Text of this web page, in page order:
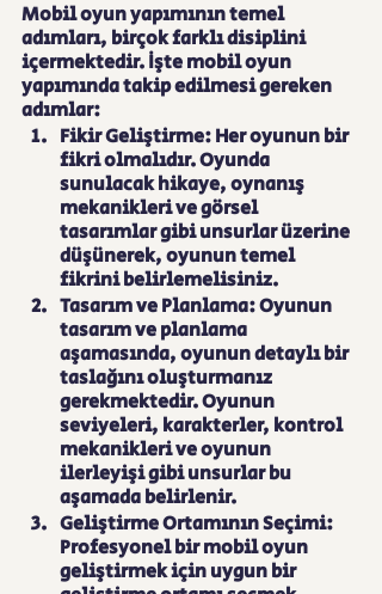
Mobil oyun yapımının temel
adımları, birçok farklı disiplini
içermektedir. İşte mobil oyun
yapımında takip edilmesi gereken
adımlar:
Fikir Geliştirme: Her oyunun bir
fikri olmalıdır. Oyunda
sunulacak hikaye, oynanış
mekanikleri ve görsel
tasarımlar gibi unsurlar üzerine
düşünerek, oyunun temel
fikrini belirlemelisiniz.
Tasarım ve Planlama: Oyunun
tasarım ve planlama
aşamasında, oyunun detaylı bir
taslağını oluşturmanız
gerekmektedir. Oyunun
seviyeleri, karakterler, kontrol
mekanikleri ve oyunun
ilerleyişi gibi unsurlar bu
aşamada belirlenir.
Geliştirme Ortamının Seçimi:
Profesyonel bir mobil oyun
geliştirmek için uygun bir